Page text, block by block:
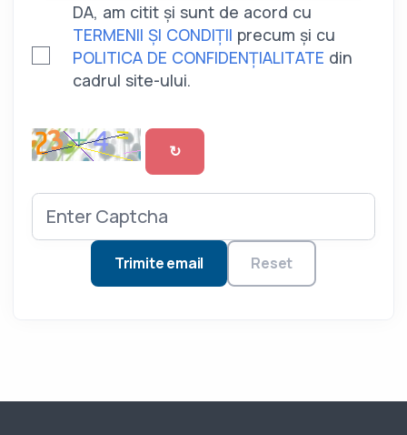
DA, am citit și sunt de acord cu
TERMENII ȘI CONDIȚII precum și cu
POLITICA DE CONFIDENȚIALITATE din
cadrul site-ului.
↻
Trimite email Reset